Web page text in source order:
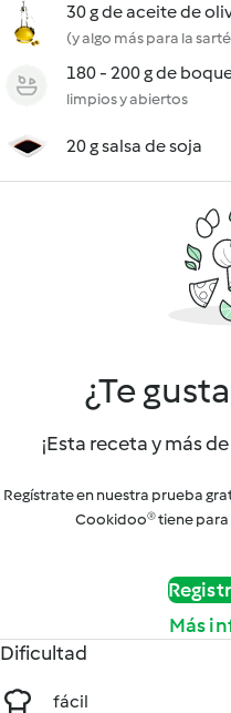
30 g de aceite de
(y algo más para la
180 - 200 g de
limpios y abiertos
20 g salsa de soja
¿Te
¡Esta receta y más
Regístrate en nuestra prueba
Cookidoo® tiene
Más
Dificultad
fácil